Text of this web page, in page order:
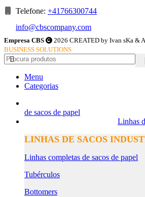
Telefone: +41766300744
info@cbscompany.com
Empresa CBS 2026 CREATED by Ivan sKa &
BUSINESS SOLUTIONS
Menu
Categorias
de sacos de papel
Linhas
LINHAS DE SACOS
Linhas completas de sacos de papel
Tubérculos
Bottomers